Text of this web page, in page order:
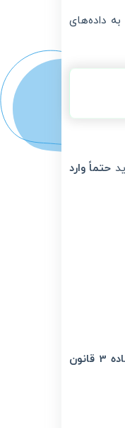
داده‌های
حتماً وارد
تکمیل اظهارنامه موضوع ماده 3 قانون